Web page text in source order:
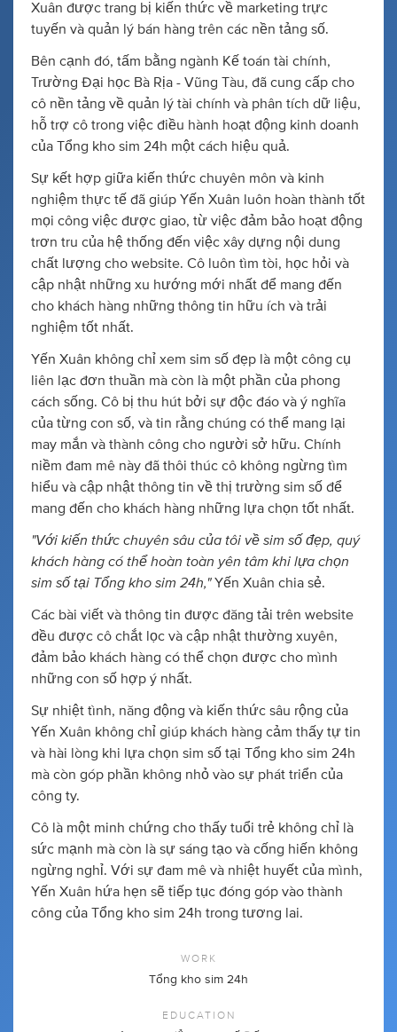
Xuân được trang bị kiến thức về marketing trực
tuyến và quản lý bán hàng trên các nền tảng số.
Bên cạnh đó, tấm bằng ngành Kế toán tài chính,
Trường Đại học Bà Rịa - Vũng Tàu, đã cung cấp cho
cô nền tảng về quản lý tài chính và phân tích dữ liệu,
hỗ trợ cô trong việc điều hành hoạt động kinh doanh
của Tổng kho sim 24h một cách hiệu quả.
Sự kết hợp giữa kiến thức chuyên môn và kinh
nghiệm thực tế đã giúp Yến Xuân luôn hoàn thành tốt
mọi công việc được giao, từ việc đảm bảo hoạt động
trơn tru của hệ thống đến việc xây dựng nội dung
chất lượng cho website. Cô luôn tìm tòi, học hỏi và
cập nhật những xu hướng mới nhất để mang đến
cho khách hàng những thông tin hữu ích và trải
nghiệm tốt nhất.
Yến Xuân không chỉ xem sim số đẹp là một công cụ
liên lạc đơn thuần mà còn là một phần của phong
cách sống. Cô bị thu hút bởi sự độc đáo và ý nghĩa
của từng con số, và tin rằng chúng có thể mang lại
may mắn và thành công cho người sở hữu. Chính
niềm đam mê này đã thôi thúc cô không ngừng tìm
hiểu và cập nhật thông tin về thị trường sim số để
mang đến cho khách hàng những lựa chọn tốt nhất.
"Với kiến thức chuyên sâu của tôi về sim số đẹp, quý
khách hàng có thể hoàn toàn yên tâm khi lựa chọn
sim số tại Tổng kho sim 24h,"Yến Xuân chia sẻ.
Các bài viết và thông tin được đăng tải trên website
đều được cô chắt lọc và cập nhật thường xuyên,
đảm bảo khách hàng có thể chọn được cho mình
những con số hợp ý nhất.
Sự nhiệt tình, năng động và kiến thức sâu rộng của
Yến Xuân không chỉ giúp khách hàng cảm thấy tự tin
và hài lòng khi lựa chọn sim số tại Tổng kho sim 24h
mà còn góp phần không nhỏ vào sự phát triển của
công ty.
Cô là một minh chứng cho thấy tuổi trẻ không chỉ là
sức mạnh mà còn là sự sáng tạo và cống hiến không
ngừng nghỉ. Với sự đam mê và nhiệt huyết của mình,
Yến Xuân hứa hẹn sẽ tiếp tục đóng góp vào thành
công của Tổng kho sim 24h trong tương lai.
WORK
Tổng kho sim 24h
EDUCATION